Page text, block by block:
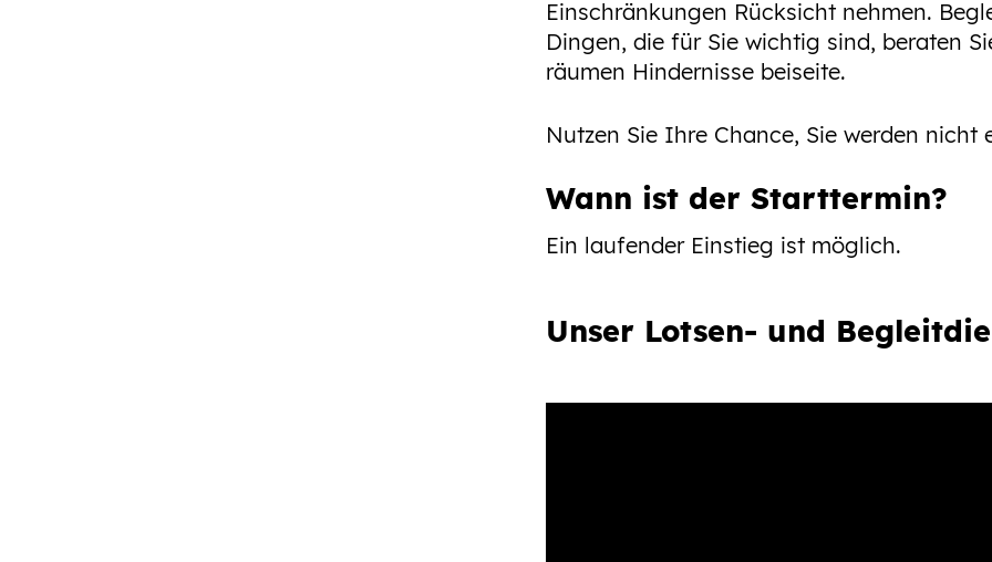
Einschränkungen Rücksicht nehmen.
Dingen, die für Sie wichtig sind, beraten
räumen Hindernisse beiseite.
Nutzen Sie Ihre Chance, Sie werden nicht
Wann ist der Starttermin?
Ein laufender Einstieg ist möglich.
Unser Lotsen- und